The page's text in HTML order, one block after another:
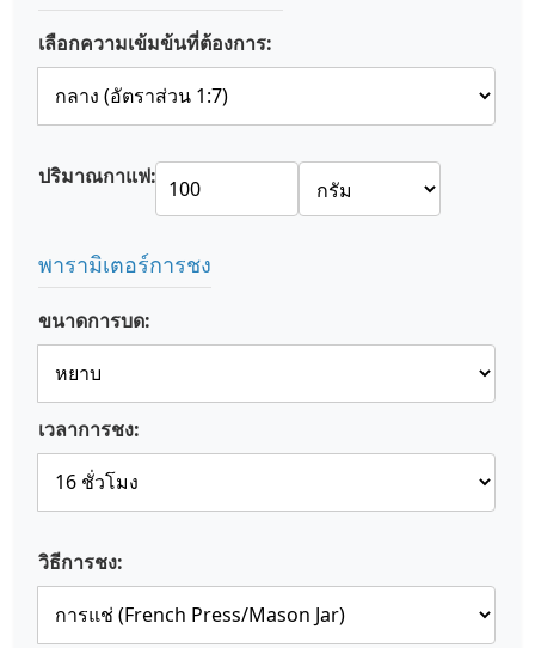
เลือกความเข้มข้นที่ต้องการ:
ปริมาณกาแฟ:
พารามิเตอร์การชง
ขนาดการบด:
เวลาการชง:
วิธีการชง: